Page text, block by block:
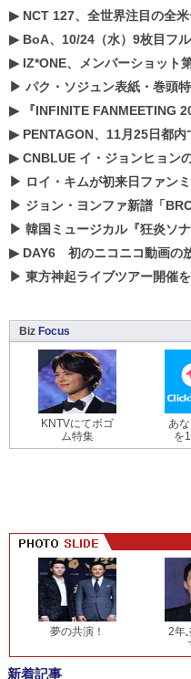
▶ NCT 127、全世界注目の全米デビュー
▶ BoA、10/24（水）9枚目フ
▶ IZ*ONE、メンバーショット
▶ パク・ソジュン表紙・巻頭特集！
▶
『INFINITE FANMEETING 2018 in JAPAN
▶ PENTAGON、11月25日都内
▶CNBLUE イ・ジョンヒョンのバックス
▶ ロイ・キムが初来日ファンミーティ
▶ ジョン・ヨンファ新譜「
▶ 韓国ミュージカル『狂炎ソナタ』、憂いある​ビジュ
▶ DAY6 初のニコニコ動画の放送特番!「DAY6 JAPAN
▶ 東方神起ライブツアー開催を記念
Biz Focus
KNTVにてボゴ
ム特集
あ
を
夢の共演！
2年
新着記事